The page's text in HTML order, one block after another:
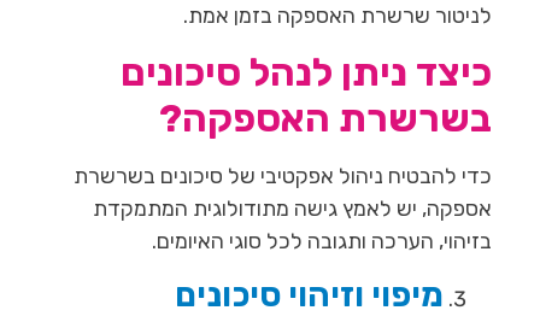
לניטור שרשרת האספקה בזמן אמת.
כיצד ניתן לנהל סיכונים
בשרשרת האספקה?
כדי להבטיח ניהול אפקטיבי של סיכונים בשרשרת
אספקה, יש לאמץ גישה מתודולוגית המתמקדת
בזיהוי, הערכה ותגובה לכל סוגי האיומים.
מיפוי וזיהוי סיכונים